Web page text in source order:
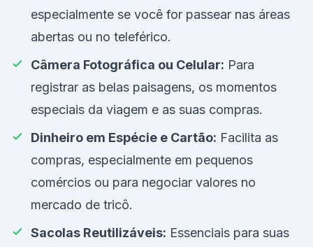
especialmente se você for passear nas áreas
abertas ou no teleférico.
Câmera Fotográfica ou Celular: Para
registrar as belas paisagens, os momentos
especiais da viagem e as suas compras.
Dinheiro em Espécie e Cartão: Facilita as
compras, especialmente em pequenos
comércios ou para negociar valores no
mercado de tricô.
Sacolas Reutilizáveis: Essenciais para suas